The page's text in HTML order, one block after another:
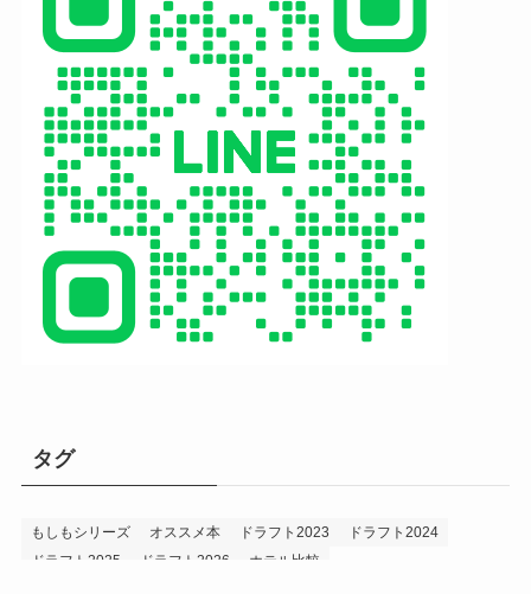
タグ
もしもシリーズ オススメ本 ドラフト2023
ドラフト2024
ドラフト2025
ドラフト2026
ホテル比較